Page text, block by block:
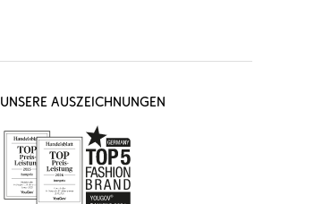
UNSERE AUSZEICHNUNGEN